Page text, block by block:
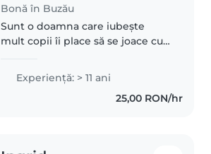
Bonă în Buzău
Sunt o doamna care iubește
mult copii îi place să se joace cu
Experienţă: > 11 ani
25,00 RON/hr